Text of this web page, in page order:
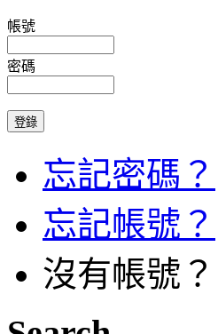
帳號
密碼
忘記密碼？
忘記帳號？
沒有帳號？